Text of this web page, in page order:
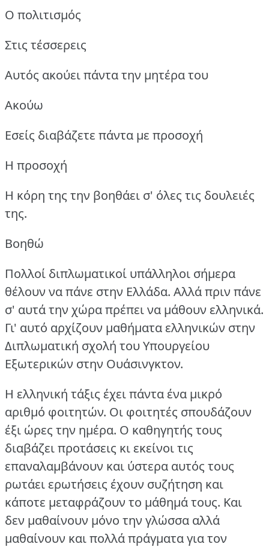
Ο πολιτισμός
Στις τέσσερεις
Αυτός ακούει πάντα την μητέρα του
Ακούω
Εσείς διαβάζετε πάντα με προσοχή
Η προσοχή
Η κόρη της την βοηθάει σ' όλες τις δουλειές
της.
Βοηθώ
Πολλοί διπλωματικοί υπάλληλοι σήμερα
θέλουν να πάνε στην Ελλάδα. Αλλά πριν πάνε
σ' αυτά την χώρα πρέπει να μάθουν ελληνικά.
Γι' αυτό αρχίζουν μαθήματα ελληνικών στην
Διπλωματική σχολή του Υπουργείου
Εξωτερικών στην Ουάσινγκτον.
Η ελληνική τάξις έχει πάντα ένα μικρό
αριθμό φοιτητών. Οι φοιτητές σπουδάζουν
έξι ώρες την ημέρα. Ο καθηγητής τους
διαβάζει προτάσεις κι εκείνοι τις
επαναλαμβάνουν και ύστερα αυτός τους
ρωτάει ερωτήσεις έχουν συζήτηση και
κάποτε μεταφράζουν το μάθημά τους. Και
δεν μαθαίνουν μόνο την γλώσσα αλλά
μαθαίνουν και πολλά πράγματα για τον